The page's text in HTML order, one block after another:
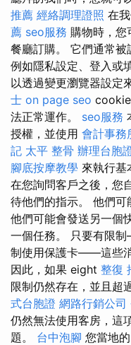
推薦 經絡調理證照 在
薦 seo服務 購物時，您
餐廳訂購。 它們通常被
例如隱私設定、登入或
以透過變更瀏覽器設定
士 on page seo
法正常運作。 seo服務
授權，並使用 會計事務
記 太平 整骨 辦理台胞
腳底按摩教學 來執行基
在您詢問客戶之後，您
待他們的指示。 他們
他們可能會發送另一個
一個任務。 只要有限
制使用保護卡——這些消
因此，如果 eight 整復
限制仍然存在，並且超
式台胞證 網路行銷公司
仍然無法使用客房，這
題。 台中泡腳 您當地的